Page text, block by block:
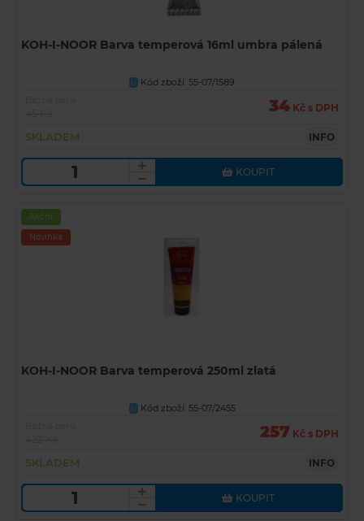
KOH-I-NOOR Barva temperová 16ml umbra pálená
U
Kód zboží: 55-07/1589
34 Kč s DPH
SKLADEM INFO
KOUPIT
Akční
Novinka
KOH-I-NOOR Barva temperová 250ml zlatá
U Kód zboží: 55-07/2455
257 Kč s DPH
SKLADEM INFO
KOUPIT